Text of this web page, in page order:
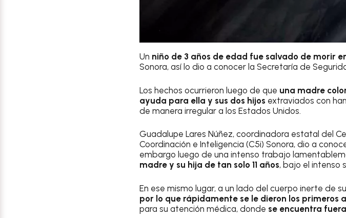
Un niño de 3 años de edad fue salvado de morir
Sonora, así lo dio a conocer la Secretaría de
Los hechos ocurrieron luego de que una madre
ayuda para ella y sus dos hijos extraviados con
de manera irregular a los Estados Unidos.
Guadalupe Lares Núñez, coordinadora estatal del
Coordinación e Inteligencia (C5i) Sonora, dio a
embargo luego de una intenso trabajo
madre y su hija de tan solo 11 años, bajo el intenso
En ese mismo lugar, a un lado del cuerpo inerte de
por lo que rápidamente se le dieron los primeros
para su atención médica, donde se encuentra